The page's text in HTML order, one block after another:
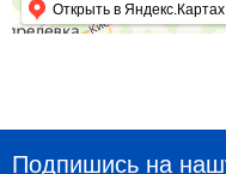
Открыть в Яндекс.Картах
Подпишись на